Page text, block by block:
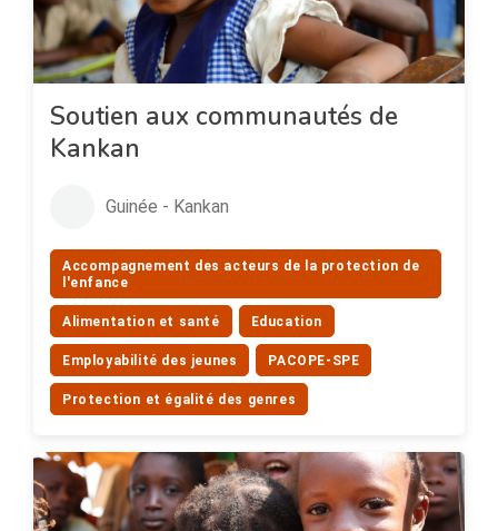
Soutien aux communautés de
Kankan
Guinée - Kankan
Accompagnement des acteurs de la protection de
l'enfance
Alimentation et santé Education
Employabilité des jeunes PACOPE-SPE
Protection et égalité des genres